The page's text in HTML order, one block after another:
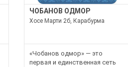
ЧОБАНОВ ОДМОР
Хосе Марти 2б, Карабурма
«Чобанов одмор» — это
первая и единственная сеть